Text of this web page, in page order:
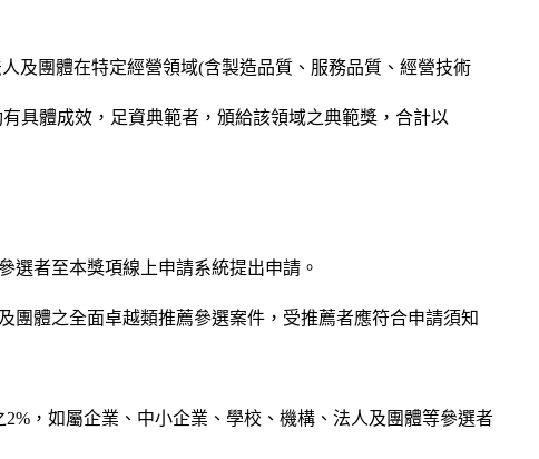
及團體在特定經營領域(含製造品質、服務品質、經營技術
具體成效，足資典範者，頒給該領域之典範獎，合計以
選者至本獎項線上申請系統提出申請。
團體之全面卓越類推薦參選案件，受推薦者應符合申請須知
，如屬企業、中小企業、學校、機構、法人及團體等參選者